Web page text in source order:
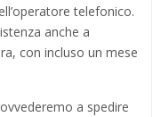
telefonico.
anche a
con incluso un mese
a spedire